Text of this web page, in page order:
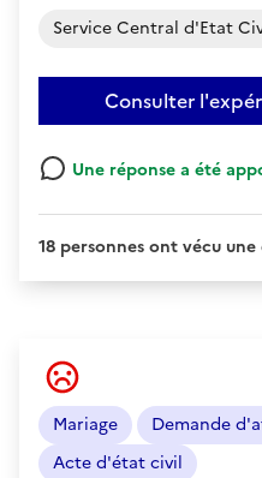
Service Central d'Etat
Consulter
Une réponse a été
18 personnes ont vécu
l'usager
:
Négatif
Mariage
Demande
Acte d'état civil